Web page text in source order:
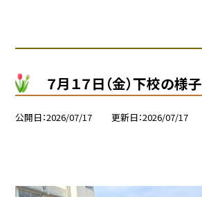
７月１７日（金）下校の様子
公開日 2026/07/17 更新日 2026/07/17